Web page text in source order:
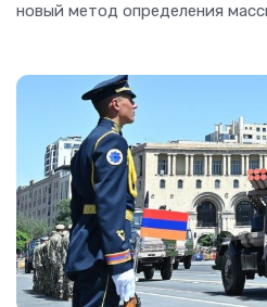
новый метод определения